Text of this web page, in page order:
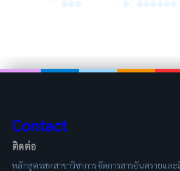
Contact
ติดต่อ
หลักสูตรสหสาขาวิชาการจัดการสารอันตรายแล